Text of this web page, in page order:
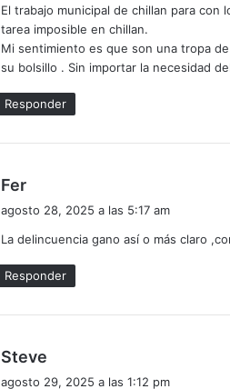
El trabajo municipal de chillan para
tarea imposible en chillan.
Mi sentimiento es que son una tropa
su bolsillo . Sin importar la necesidad
Responder
Fer
e
:
agosto 28, 2025 a las 5:17 am
La delincuencia gano así o más claro
Responder
Steve
i
agosto 29, 2025 a las 1:12 pm